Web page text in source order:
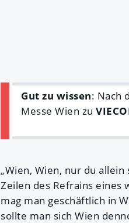
Gut zu wissen: Nach
Messe Wien zu
„Wien, Wien, nur du
Zeilen des Refrains eines
mag man geschäftlich in
sollte man sich Wien